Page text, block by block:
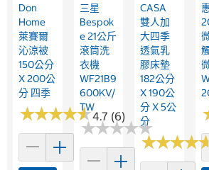
Don
Home
萊賽爾
沁涼被
150公分
X 200公
分 四季
★★★★★
★★★★★4.7 (6)
三星
Bespok
E 21公斤
滾筒洗
衣機
WF21B9
600KV/
TW
★★★★★
★★★★★
CASA
雙人加
大四季
透氣乳
膠床墊
182公分
X 190公
分 X 5公
分
★★★★
★★★★